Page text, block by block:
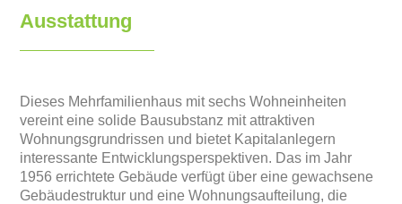
Ausstattung
Dieses Mehrfamilienhaus mit sechs Wohneinheiten
vereint eine solide Bausubstanz mit attraktiven
Wohnungsgrundrissen und bietet Kapitalanlegern
interessante Entwicklungsperspektiven. Das im Jahr
1956 errichtete Gebäude verfügt über eine gewachsene
Gebäudestruktur und eine Wohnungsaufteilung, die